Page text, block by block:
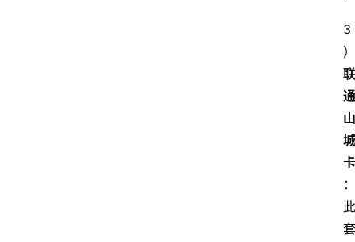
3
）
联
通
山
城
卡
：
此
套